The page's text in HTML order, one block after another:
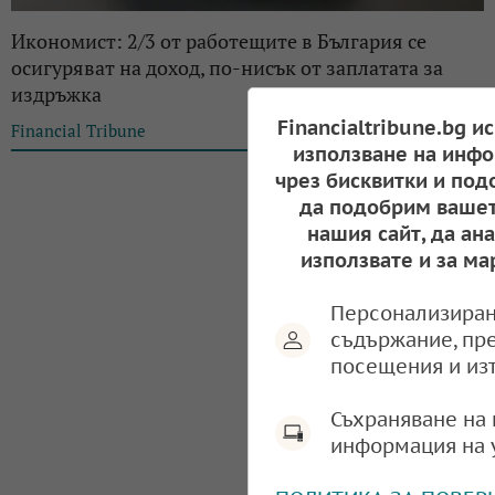
Икономист: 2/3 от работещите в България се
осигуряват на доход, по-нисък от заплатата за
издръжка
Financial Tribune 13:17, 22.04.2024
Financialtribune.bg
използване на
чрез бисквитки и
да подобрим
нашия сайт, да
използвате и за
съдържание,
посещения и
Съхраняване
информация на